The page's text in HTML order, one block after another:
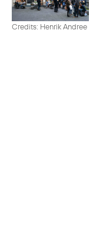
Credits: Henrik Andree